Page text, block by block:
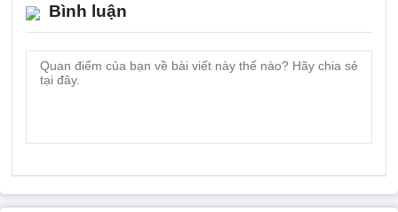
Bình luận